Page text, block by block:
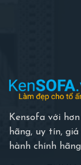
Kensofa với
hãng, uy tín,
hành chính